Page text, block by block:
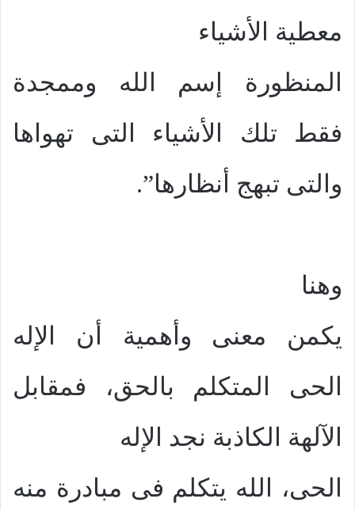
معطية الأشياء
المنظورة إسم الله وممجدة
فقط تلك الأشياء التى تهواها
والتى تبهج أنظارها”.
وهنا
يكمن معنى وأهمية أن الإله
الحى المتكلم بالحق، فمقابل
الآلهة الكاذبة نجد الإله
الحى، الله يتكلم فى مبادرة منه